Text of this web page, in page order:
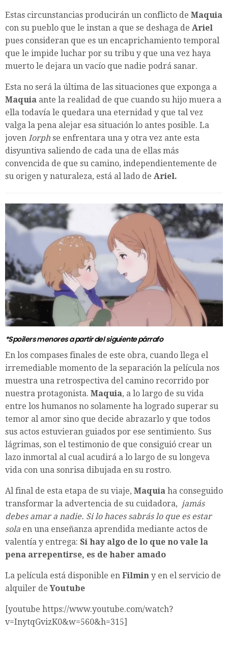
Estas circunstancias producirán un conflicto de Maquia
con su pueblo que le instan a que se deshaga de Ariel
pues consideran que es un encaprichamiento temporal
que le impide luchar por su tribu y que una vez haya
muerto le dejara un vacío que nadie podrá sanar.
Esta no será la última de las situaciones que exponga a
Maquia ante la realidad de que cuando su hijo muera a
ella todavía le quedara una eternidad y que tal vez
valga la pena alejar esa situación lo antes posible. La
joven Iorph se enfrentara una y otra vez ante esta
disyuntiva saliendo de cada una de ellas más
convencida de que su camino, independientemente de
su origen y naturaleza, está al lado de Ariel.
*Spoilers menores a partir del siguiente párrafo
En los compases finales de este obra, cuando llega el
irremediable momento de la separación la película nos
muestra una retrospectiva del camino recorrido por
nuestra protagonista. Maquia, a lo largo de su vida
entre los humanos no solamente ha logrado superar su
temor al amor sino que decide abrazarlo y que todos
sus actos estuvieran guiados por ese sentimiento. Sus
lágrimas, son el testimonio de que consiguió crear un
lazo inmortal al cual acudirá a lo largo de su longeva
vida con una sonrisa dibujada en su rostro.
Al final de esta etapa de su viaje, Maquia ha conseguido
transformar la advertencia de su cuidadora, jamás
debes amar a nadie. Si lo haces sabrás lo que es estar
sola en una enseñanza aprendida mediante actos de
valentía y entrega: Si hay algo de lo que no vale la
pena arrepentirse, es de haber amado
La película está disponible en Filmin y en el servicio de
alquiler deYoutube
[youtube https://www.youtube.com/watch?
v=InytqGvizK0&w=560&h=315]